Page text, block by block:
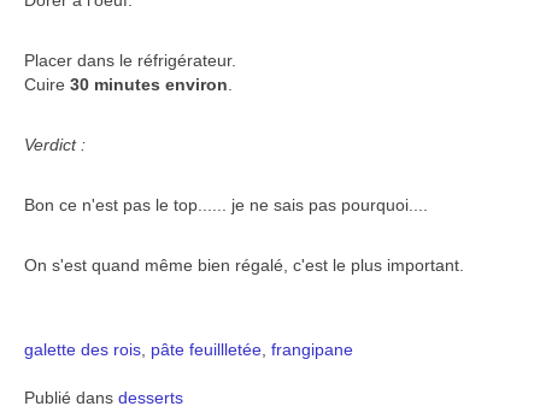
Placer dans le réfrigérateur.
Cuire 30 minutes environ
Verdict :
Bon ce n'est pas le top...... je ne sais pas pourquoi....
On s'est quand même bien régalé, c'est le plus important.
galette des rois pâte feuillletée frangipane
Publié dans desserts